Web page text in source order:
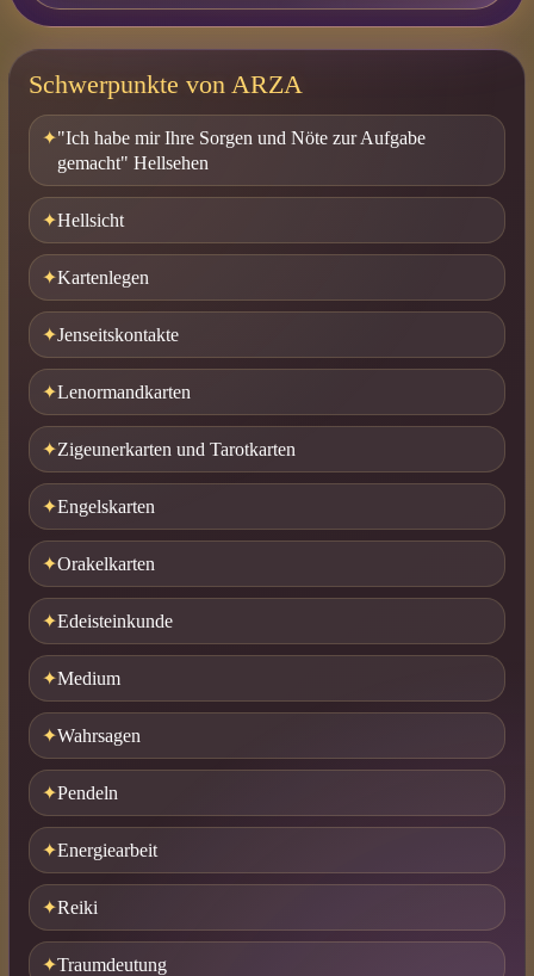
Schwerpunkte von ARZA
"Ich habe mir Ihre Sorgen und Nöte zur Aufgabe
gemacht" Hellsehen
Hellsicht
Kartenlegen
Jenseitskontakte
Lenormandkarten
Zigeunerkarten und Tarotkarten
Engelskarten
Orakelkarten
Edeisteinkunde
Medium
Wahrsagen
Pendeln
Energiearbeit
Reiki
Traumdeutung